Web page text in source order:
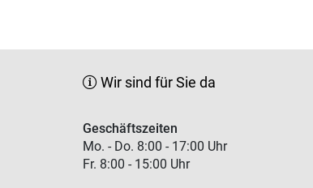
Wir sind für Sie da
Geschäftszeiten
Mo. - Do. 8:00 - 17:00 Uhr
Fr. 8:00 - 15:00 Uhr